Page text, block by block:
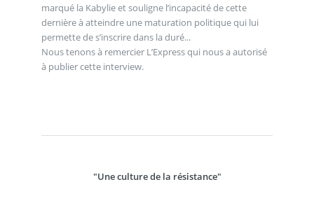
marqué la Kabylie et souligne l’incapacité de cette
dernière à atteindre une maturation politique qui lui
permette de s’inscrire dans la duré...
Nous tenons à remercier L’Express qui nous a autorisé
à publier cette interview.
"Une culture de la résistance"